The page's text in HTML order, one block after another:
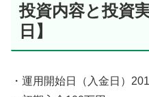
投資内容と投資
日】
・運用開始日（入金日）